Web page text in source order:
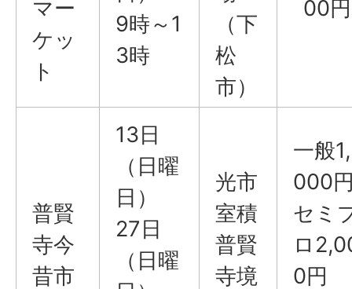
マー
ケッ
ト
9時～1
3時
（下
松
市）
00円
普賢
寺今
昔市
13日
（日曜
日）
27日
（日曜
光市
室積
普賢
寺境
一般1,
000
セミ
ロ
0円